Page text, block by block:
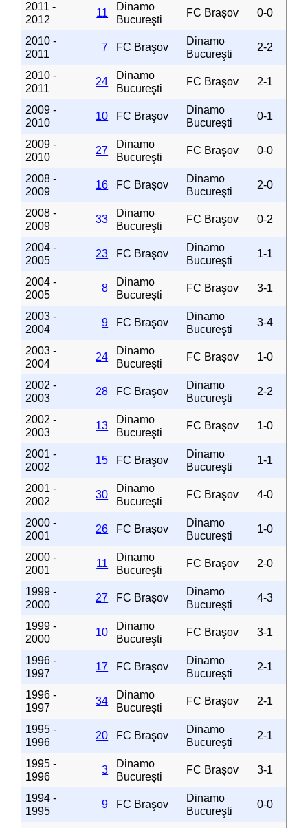
2011 -
2012
11
Dinamo
Bucureşti
FC Braşov 0-0
2010 -
2011
7 FC Braşov
Dinamo
Bucureşti
2-2
2010 -
2011
24
Dinamo
Bucureşti
FC Braşov 2-1
2009 -
2010
10 FC Braşov
Dinamo
Bucureşti
0-1
2009 -
2010
27
Dinamo
Bucureşti
FC Braşov 0-0
2008 -
2009
16 FC Braşov
Dinamo
Bucureşti
2-0
2008 -
2009
33
Dinamo
Bucureşti
FC Braşov 0-2
2004 -
2005
23 FC Braşov
Dinamo
Bucureşti
1-1
2004 -
2005
8
Dinamo
Bucureşti
FC Braşov 3-1
2003 -
2004
9 FC Braşov
Dinamo
Bucureşti
3-4
2003 -
2004
24
Dinamo
Bucureşti
FC Braşov 1-0
2002 -
2003
28 FC Braşov
Dinamo
Bucureşti
2-2
2002 -
2003
13
Dinamo
Bucureşti
FC Braşov 1-0
2001 -
2002
15 FC Braşov
Dinamo
Bucureşti
1-1
2001 -
2002
30
Dinamo
Bucureşti
FC Braşov 4-0
2000 -
2001
26 FC Braşov
Dinamo
Bucureşti
1-0
2000 -
2001
11
Dinamo
Bucureşti
FC Braşov 2-0
1999 -
2000
27 FC Braşov
Dinamo
Bucureşti
4-3
1999 -
2000
10
Dinamo
Bucureşti
FC Braşov 3-1
1996 -
1997
17 FC Braşov
Dinamo
Bucureşti
2-1
1996 -
1997
34
Dinamo
Bucureşti
FC Braşov 2-1
1995 -
1996
20 FC Braşov
Dinamo
Bucureşti
2-1
1995 -
1996
3
Dinamo
Bucureşti
FC Braşov 3-1
1994 -
1995
9 FC Braşov
Dinamo
Bucureşti
0-0